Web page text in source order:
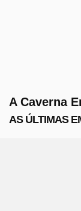
A Caverna
AS ÚLTIMAS